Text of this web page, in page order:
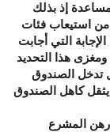
إذ بذلك
استيعاب فئات
التي أجابت
هذا التحديد
تدخل الصندوق
كاهل الصندوق
الثانية من قانون 10-41 فقد رهن المشرع